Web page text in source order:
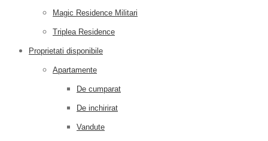
Magic Residence Militari
Triplea Residence
Proprietati disponibile
Apartamente
De cumparat
De inchirirat
Vandute